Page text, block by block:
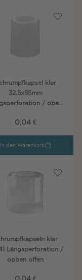
klar
32,5x55mm
/ oben
0,04 €
In den Warenkorb
klar
Längsperforation /
opben offen